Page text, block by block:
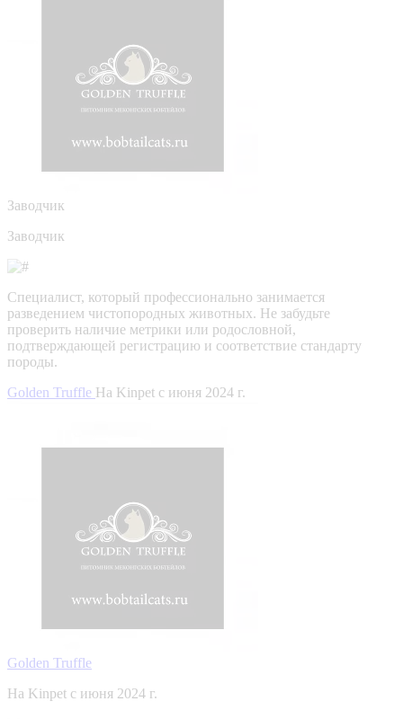
Заводчик
Заводчик
Специалист, который профессионально занимается
разведением чистопородных животных. Не забудьте
проверить наличие метрики или родословной,
подтверждающей регистрацию и соответствие стандарту
породы.
Golden Truffle На Kinpet c июня 2024 г.
Golden Truffle
На Kinpet c июня 2024 г.